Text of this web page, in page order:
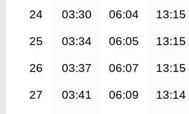
24 03:30 06:04 13:15
25 03:34 06:05 13:15
26 03:37 06:07 13:15
27 03:41 06:09 13:14